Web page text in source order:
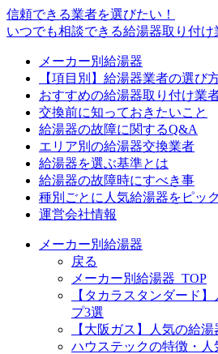
信頼できる業者を選びたい！
いつでも相談できる給湯器取り付け
メーカー別給湯器
【項目別】給湯器業者の選び
おすすめの給湯器取り付け業
交換前に知っておきたいこと
給湯器の故障に関するQ&A
エリア別の給湯器交換業者
給湯器を選ぶ基準とは
給湯器の故障時にすべき事
種別ごとに人気給湯器をピッ
運営会社情報
メーカー別給湯器
戻る
メーカー別給湯器_TOP
【タカラスタンダード
プ3選
【大阪ガス】人気の給
ハウステックの特徴・人